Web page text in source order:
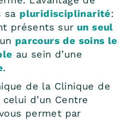
sa pluridisciplinarité:
présents sur un seul
parcours de soins le
au sein d’une
.
de la Clinique de
d’un Centre
permet par